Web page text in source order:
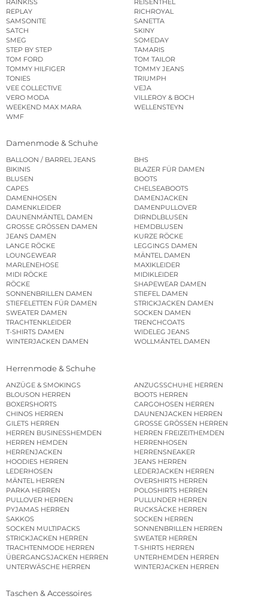
REPLAY
RICHROYAL
SAMSONITE
SANETTA
SATCH
SKINY
SMEG
SOMEDAY
STEP BY STEP
TAMARIS
TOM FORD
TOM TAILOR
TOMMY HILFIGER
TOMMY JEANS
TONIES
TRIUMPH
VEE COLLECTIVE
VEJA
VERO MODA
VILLEROY & BOCH
WEEKEND MAX MARA
WELLENSTEYN
WMF
Damenmode & Schuhe
BALLOON / BARREL JEANS
BHS
BIKINIS
BLAZER FÜR DAMEN
BLUSEN
BOOTS
CAPES
CHELSEABOOTS
DAMENHOSEN
DAMENJACKEN
DAMENKLEIDER
DAMENPULLOVER
DAUNENMÄNTEL DAMEN
DIRNDLBLUSEN
GROSSE GRÖSSEN DAMEN
HEMDBLUSEN
JEANS DAMEN
KURZE RÖCKE
LANGE RÖCKE
LEGGINGS DAMEN
LOUNGEWEAR
MÄNTEL DAMEN
MARLENEHOSE
MAXIKLEIDER
MIDI RÖCKE
MIDIKLEIDER
RÖCKE
SHAPEWEAR DAMEN
SONNENBRILLEN DAMEN
STIEFEL DAMEN
STIEFELETTEN FÜR DAMEN
STRICKJACKEN DAMEN
SWEATER DAMEN
SOCKEN DAMEN
TRACHTENKLEIDER
TRENCHCOATS
T-SHIRTS DAMEN
WIDELEG JEANS
WINTERJACKEN DAMEN
WOLLMÄNTEL DAMEN
Herrenmode & Schuhe
ANZÜGE & SMOKINGS
ANZUGSSCHUHE HERREN
BLOUSON HERREN
BOOTS HERREN
BOXERSHORTS
CARGOHOSEN HERREN
CHINOS HERREN
DAUNENJACKEN HERREN
GILETS HERREN
GROSSE GRÖSSEN HERREN
HERREN BUSINESSHEMDEN
HERREN FREIZEITHEMDEN
HERREN HEMDEN
HERRENHOSEN
HERRENJACKEN
HERRENSNEAKER
HOODIES HERREN
JEANS HERREN
LEDERHOSEN
LEDERJACKEN HERREN
MÄNTEL HERREN
OVERSHIRTS HERREN
PARKA HERREN
POLOSHIRTS HERREN
PULLOVER HERREN
PULLUNDER HERREN
PYJAMAS HERREN
RUCKSÄCKE HERREN
SAKKOS
SOCKEN HERREN
SOCKEN MULTIPACKS
SONNENBRILLEN HERREN
STRICKJACKEN HERREN
SWEATER HERREN
TRACHTENMODE HERREN
T-SHIRTS HERREN
ÜBERGANGSJACKEN HERREN
UNTERHEMDEN HERREN
UNTERWÄSCHE HERREN
WINTERJACKEN HERREN
Taschen & Accessoires